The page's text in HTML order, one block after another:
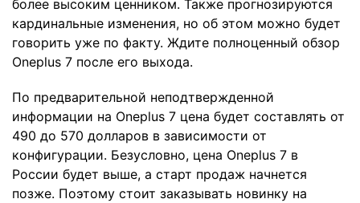
более высоким ценником. Также прогнозируются
кардинальные изменения, но об этом можно будет
говорить уже по факту. Ждите полноценный обзор
Oneplus 7 после его выхода.
По предварительной неподтвержденной
информации на Oneplus 7 цена будет составлять от
490 до 570 долларов в зависимости от
конфигурации. Безусловно, цена Oneplus 7 в
России будет выше, а старт продаж начнется
позже. Поэтому стоит заказывать новинку на